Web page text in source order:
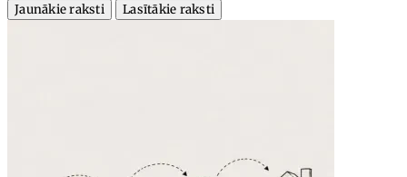
Jaunākie raksti
Lasītākie raksti